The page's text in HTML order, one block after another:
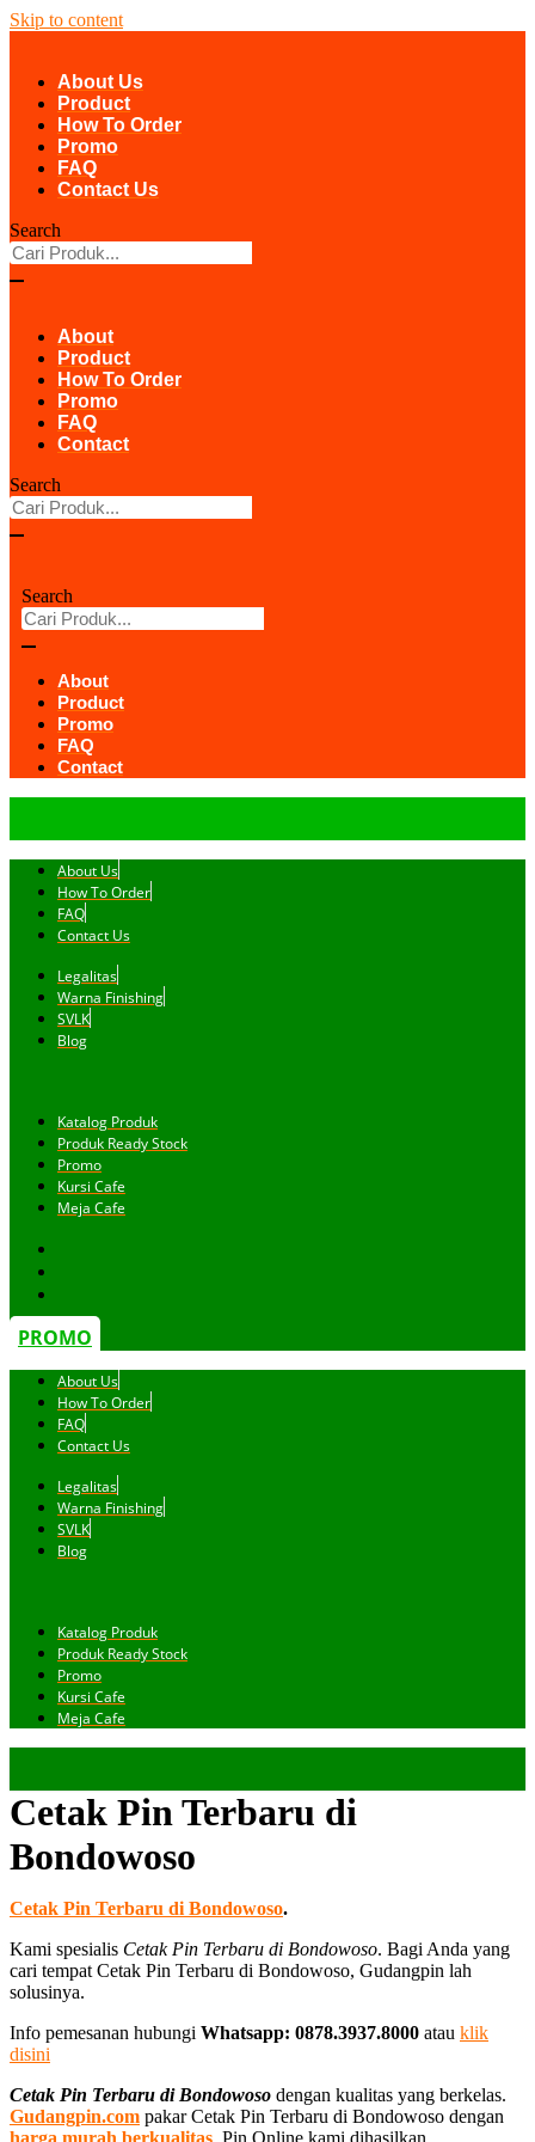
Skip to content
About Us
Product
How To Order
Promo
FAQ
Contact Us
Search
About
Product
How To Order
Promo
FAQ
Contact
Search
Search
About
Product
Promo
FAQ
Contact
About Us
How To Order
FAQ
Contact Us
Legalitas
Warna Finishing
SVLK
Blog
Katalog Produk
Produk Ready Stock
Promo
Kursi Cafe
Meja Cafe
PROMO
About Us
How To Order
FAQ
Contact Us
Legalitas
Warna Finishing
SVLK
Blog
Katalog Produk
Produk Ready Stock
Promo
Kursi Cafe
Meja Cafe
Cetak Pin Terbaru di
Bondowoso
Cetak Pin Terbaru di Bondowoso.
Kami spesialis Cetak Pin Terbaru di Bondowoso. Bagi Anda yang
cari tempat Cetak Pin Terbaru di Bondowoso, Gudangpin lah
solusinya.
Info pemesanan hubungi Whatsapp: 0878.3937.8000 atau klik
disini
Cetak Pin Terbaru di Bondowoso dengan kualitas yang berkelas.
Gudangpin.com pakar Cetak Pin Terbaru di Bondowoso dengan
harga murah berkualitas . Pin Online kami dihasilkan